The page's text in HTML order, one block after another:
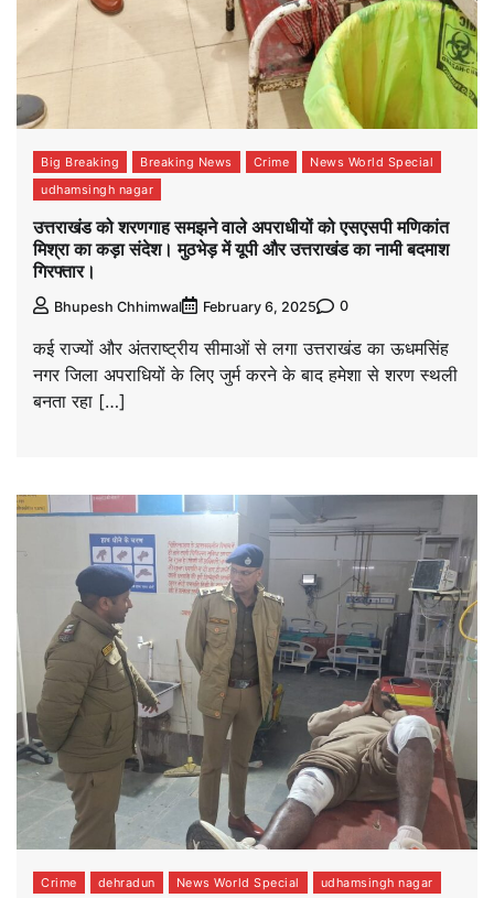
Big Breaking Breaking News Crime
News World Special
udhamsingh nagar
उत्तराखंड को शरणगाह समझने वाले अपराधीयों को एसएसपी मणिकांत
मिश्रा का कड़ा संदेश। मुठभेड़ में यूपी और उत्तराखंड का नामी बदमाश
गिरफ्तार।
Bhupesh Chhimwal February 6, 2025 0
कई राज्यों और अंतराष्ट्रीय सीमाओं से लगा उत्तराखंड का ऊधमसिंह
नगर जिला अपराधियों के लिए जुर्म करने के बाद हमेशा से शरण स्थली
बनता रहा […]
Crime dehradun News World Special
udhamsingh nagar